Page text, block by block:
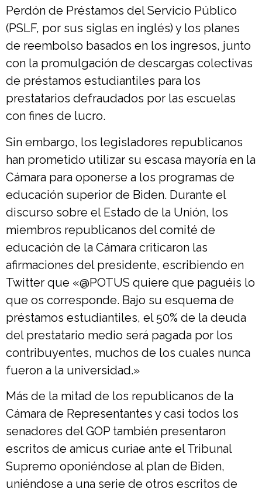
Perdón de Préstamos del Servicio Público
(PSLF, por sus siglas en inglés) y los planes
de reembolso basados en los ingresos, junto
con la promulgación de descargas colectivas
de préstamos estudiantiles para los
prestatarios defraudados por las escuelas
con fines de lucro.
Sin embargo, los legisladores republicanos
han prometido utilizar su escasa mayoría en la
Cámara para oponerse a los programas de
educación superior de Biden. Durante el
discurso sobre el Estado de la Unión, los
miembros republicanos del comité de
educación de la Cámara criticaron las
afirmaciones del presidente, escribiendo en
Twitter que «@POTUS quiere que paguéis lo
que os corresponde. Bajo su esquema de
préstamos estudiantiles, el 50% de la deuda
del prestatario medio será pagada por los
contribuyentes, muchos de los cuales nunca
fueron a la universidad.»
Más de la mitad de los republicanos de la
Cámara de Representantes y casi todos los
senadores del GOP también presentaron
escritos de amicus curiae ante el Tribunal
Supremo oponiéndose al plan de Biden,
uniéndose a una serie de otros escritos de